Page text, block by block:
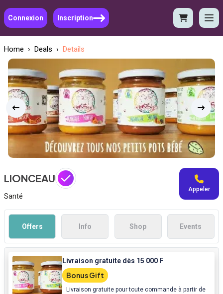
Connexion Inscription
Home › Deals › Details
LIONCEAU
Santé
Appeler
Offers Info Shop Events
Livraison gratuite dès 15 000 F
Bonus Gift
Livraison gratuite pour toute commande à partir de